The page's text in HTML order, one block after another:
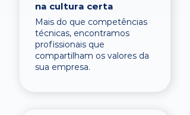
na cultura certa
Mais do que competências
técnicas, encontramos
profissionais que
compartilham os valores da
sua empresa.